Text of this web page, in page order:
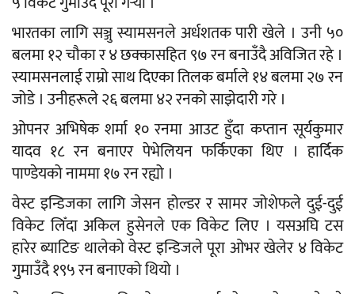
भारतका लागि सञ्जु स्यामसनले अर्धशतक पारी खेले । उनी ५०
बलमा १२ चौका र ४ छक्कासहित ९७ रन बनाउँदै अविजित रहे ।
स्यामसनलाई राम्रो साथ दिएका तिलक बर्माले १४ बलमा २७ रन
जोडे । उनीहरूले २६ बलमा ४२ रनको साझेदारी गरे ।
ओपनर अभिषेक शर्मा १० रनमा आउट हुँदा कप्तान सूर्यकुमार
यादव १८ रन बनाएर पेभेलियन फर्किएका थिए । हार्दिक
पाण्डेयको नाममा १७ रन रह्यो ।
वेस्ट इन्डिजका लागि जेसन होल्डर र सामर जोशेफले दुई-दुई
विकेट लिँदा अकिल हुसेनले एक विकेट लिए । यसअघि टस
हारेर ब्याटिङ थालेको वेस्ट इन्डिजले पूरा ओभर खेलेर ४ विकेट
गुमाउँदै १९५ रन बनाएको थियो ।